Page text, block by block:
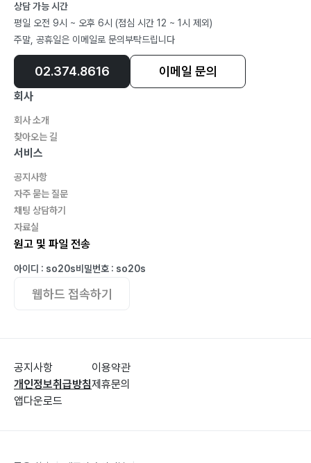
오늘의 나는 어땠을까? | 성예진76
축구선수로 가는 길 | 최우진77
시는 힘들어 | 윤정아78
축구가 좋다 | 최유성79
실외기 | 정도현80
친구의 의지 | 채승윤81
그게 너라서 좋아 | 최수영82
태권도 시합 | 장희제83
계절처럼 변하는 내 마음 | 윤서준84
희망을 품는 어른 | 지서윤85
작은 희망 | 윤현아86
내 마음이 불타오르던 날 | 김규민88
나밖에 모르는 내 감정 | 김지은89
울산HD | 김민겸90
오늘도 네가 영원할 거라고 희망을 품는다 | 공단비91
별을 쫓는 축구 | 김진서96
행복을 어떻게 느끼는지 알아? | 박시연97
까칠이 | 공민준98
상담 가능 시간
평일 오전 9시 ~ 오후 6시 (점심 시간 12 ~ 1시 제외)
주말, 공휴일은 이메일로 문의부탁드립니다
02.374.8616 이메일 문의
회사
회사 소개
찾아오는 길
서비스
공지사항
자주 묻는 질문
채팅 상담하기
자료실
원고 및 파일 전송
아이디 : so20s비밀번호 : so20s
웹하드 접속하기
공지사항
개인정보취급방침
앱다운로드
이용약관
제휴문의